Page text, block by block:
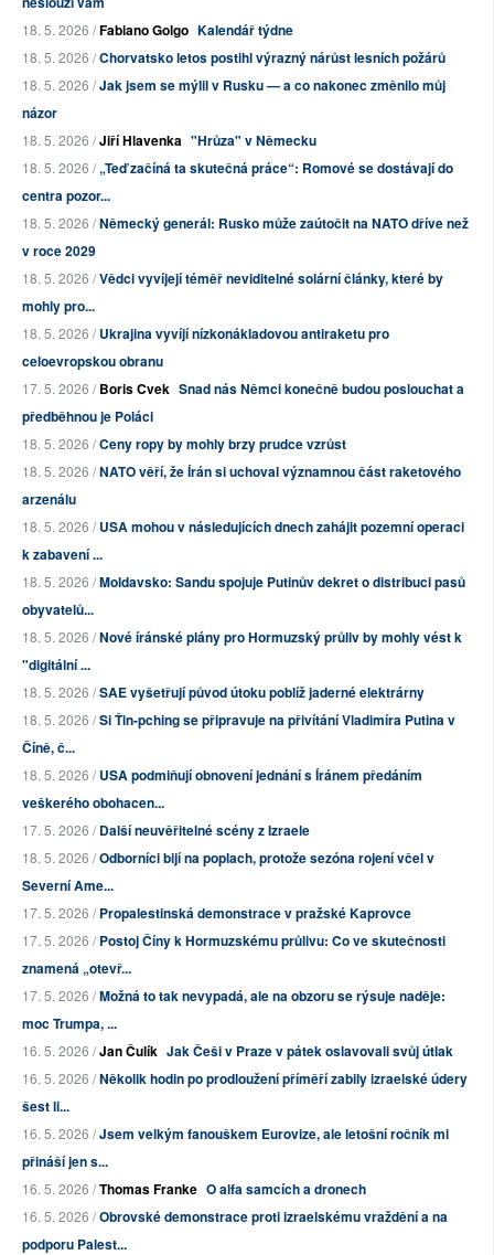
18. 5. 2026 /Fabiano Golgo Kalendář týdne
18. 5. 2026 /Chorvatsko letos postihl výrazný nárůst lesních požárů
18. 5. 2026 /Jak jsem se mýlil v Rusku — a co nakonec změnilo můj
názor
18. 5. 2026 /Jiří Hlavenka "Hrůza" v Německu
18. 5. 2026 /„Teď začíná ta skutečná práce“: Romové se dostávají do
centra pozor...
18. 5. 2026 /Německý generál: Rusko může zaútočit na NATO dříve než
v roce 2029
18. 5. 2026 /Vědci vyvíjejí téměř neviditelné solární články, které by
mohly pro...
18. 5. 2026 /Ukrajina vyvíjí nízkonákladovou antiraketu pro
celoevropskou obranu
17. 5. 2026 /Boris Cvek Snad nás Němci konečně budou poslouchat a
předběhnou je Poláci
18. 5. 2026 /Ceny ropy by mohly brzy prudce vzrůst
18. 5. 2026 /NATO věří, že Írán si uchoval významnou část raketového
arzenálu
18. 5. 2026 /USA mohou v následujících dnech zahájit pozemní operaci
k zabavení ...
18. 5. 2026 /Moldavsko: Sandu spojuje Putinův dekret o distribuci pasů
obyvatelů...
18. 5. 2026 /Nové íránské plány pro Hormuzský průliv by mohly vést k
"digitální ...
18. 5. 2026 /SAE vyšetřují původ útoku poblíž jaderné elektrárny
18. 5. 2026 /Si Ťin-pching se připravuje na přivítání Vladimíra Putina v
Číně, č...
18. 5. 2026 /USA podmiňují obnovení jednání s Íránem předáním
veškerého obohacen...
17. 5. 2026 /Další neuvěřitelné scény z Izraele
18. 5. 2026 /Odborníci bijí na poplach, protože sezóna rojení včel v
Severní Ame...
17. 5. 2026 /Propalestinská demonstrace v pražské Kaprovce
17. 5. 2026 /Postoj Číny k Hormuzskému průlivu: Co ve skutečnosti
znamená „otevř...
17. 5. 2026 /Možná to tak nevypadá, ale na obzoru se rýsuje naděje:
moc Trumpa, ...
16. 5. 2026 /Jan Čulík Jak Češi v Praze v pátek oslavovali svůj útlak
16. 5. 2026 /Několik hodin po prodloužení příměří zabily izraelské údery
šest li...
16. 5. 2026 /Jsem velkým fanouškem Eurovize, ale letošní ročník mi
přináší jen s...
16. 5. 2026 /Thomas Franke O alfa samcích a dronech
16. 5. 2026 /Obrovské demonstrace proti izraelskému vraždění a na
podporu Palest...